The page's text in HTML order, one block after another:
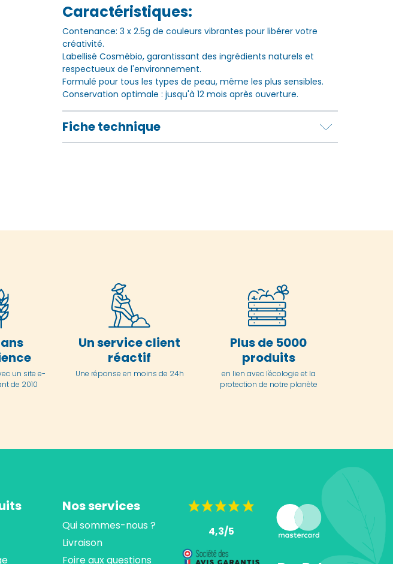
Caractéristiques:
Contenance: 3 x 2.5g de couleurs vibrantes pour libérer votre
créativité.
Labellisé Cosmébio, garantissant des ingrédients naturels et
respectueux de l'environnement.
Formulé pour tous les types de peau, même les plus sensibles.
Conservation optimale : jusqu'à 12 mois après ouverture.
Fiche technique
ans
un site e-
de 2010
Un service client
réactif
Une réponse en moins de 24h
Plus de 5000
produits
en lien avec l'écologie et la
protection de notre planète
Nos services
Qui sommes-nous ?
Livraison
Foire aux questions
4,3/5